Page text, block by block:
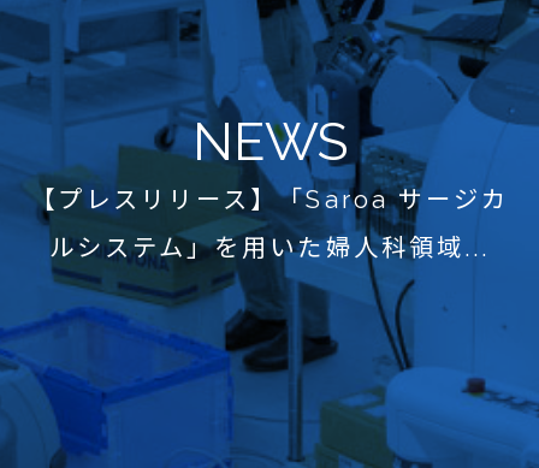
NEWS
【プレスリリース】「Saroa サージカ
ルシステム」を用いた婦人科領域...